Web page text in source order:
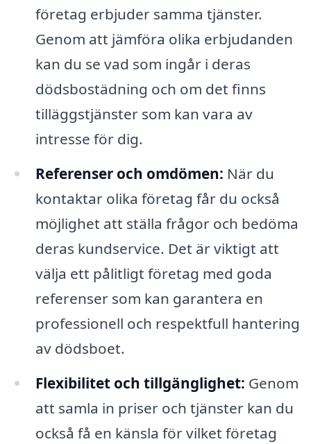
företag erbjuder samma tjänster.
Genom att jämföra olika erbjudanden
kan du se vad som ingår i deras
dödsbostädning och om det finns
tilläggstjänster som kan vara av
intresse för dig.
Referenser och omdömen: När du
kontaktar olika företag får du också
möjlighet att ställa frågor och bedöma
deras kundservice. Det är viktigt att
välja ett pålitligt företag med goda
referenser som kan garantera en
professionell och respektfull hantering
av dödsboet.
Flexibilitet och tillgänglighet: Genom
att samla in priser och tjänster kan du
också få en känsla för vilket företag